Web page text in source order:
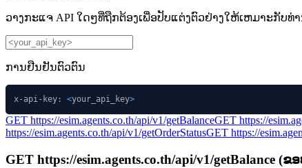
ວາງກະແຈ API ໃດໆທີ່ຖືກຕ້ອງເພື່ອປັບແຕ່ງຕົວຢ່າງໃຫ້ເຫມາະກັບທ່
ການຢືນຢັນຕົວຕົນ
x-api-key: <your_api_key>
GET https://esim.agents.co.th/api/v1/getBalanceGET https://
https://esim.agents.co.th/api/v1/getOrderStatusGET https://
GET https://esim.agents.co.th/api/v1/getBalance (ຂອ